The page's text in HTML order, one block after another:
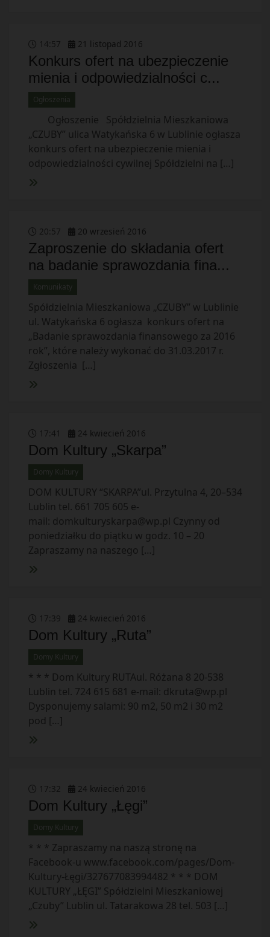
14 57 21 listopad 2016
Konkurs ofert na ubezpieczenie
mienia i odpowiedzialności c...
Ogłoszenia
Ogłoszenie Spółdzielnia Mieszkaniowa
„CZUBY” ulica Watykańska 6 w Lublinie ogłasza
konkurs ofert na ubezpieczenie mienia i
odpowiedzialności cywilnej Spółdzielni na […]
20 57 20 wrzesień 2016
Zaproszenie do składania ofert
na badanie sprawozdania fina...
Komunikaty
Spółdzielnia Mieszkaniowa „CZUBY” w Lublinie
ul. Watykańska 6 ogłasza konkurs ofert na
„Badanie sprawozdania finansowego za 2016
rok”, które należy wykonać do 31.03.2017 r.
Zgłoszenia […]
17 41 24 kwiecień 2016
Dom Kultury „Skarpa”
Domy Kultury
DOM KULTURY “SKARPA”ul. Przytulna 4, 20–534
Lublin tel. 661 705 605 e-
mail: domkulturyskarpa@wp.pl Czynny od
poniedziałku do piątku w godz. 10 – 20
Zapraszamy na naszego […]
17 39 24 kwiecień 2016
Dom Kultury „Ruta”
Domy Kultury
* * * Dom Kultury RUTAul. Różana 8 20-538
Lublin tel. 724 615 681 e-mail: dkruta@wp.pl
Dysponujemy salami: 90 m2, 50 m2 i 30 m2
pod […]
17 32 24 kwiecień 2016
Dom Kultury „Łęgi”
Domy Kultury
* * * Zapraszamy na naszą stronę na
Facebook-u www.facebook.com/pages/Dom-
Kultury-Łęgi/327677083994482 * * * DOM
KULTURY „ŁĘGI” Spółdzielni Mieszkaniowej
„Czuby” Lublin ul. Tatarakowa 28 tel. 503 […]